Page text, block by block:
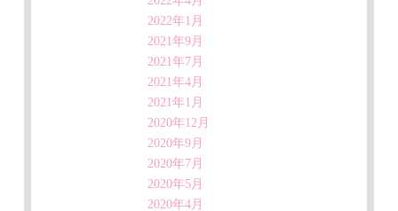
2022年1月
2021年9月
2021年7月
2021年4月
2021年1月
2020年12月
2020年9月
2020年7月
2020年5月
2020年4月